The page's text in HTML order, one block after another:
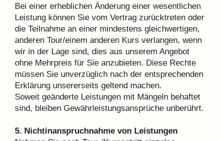
Bei einer erheblichen Änderung einer wesentlichen
Leistung können Sie vom Vertrag zurücktreten oder
die Teilnahme an einer mindestens gleichwertigen,
anderen Tour/einem anderen Kurs verlangen, wenn
wir in der Lage sind, dies aus unserem Angebot
ohne Mehrpreis für Sie anzubieten. Diese Rechte
müssen Sie unverzüglich nach der entsprechenden
Erklärung unsererseits geltend machen.
Soweit geänderte Leistungen mit Mängeln behaftet
sind, bleiben Gewährleistungsansprüche unberührt.
5. Nichtinanspruchnahme von Leistungen